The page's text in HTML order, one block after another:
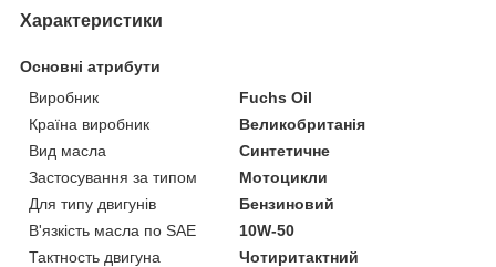
Характеристики
Основні атрибути
Виробник
Fuchs Oil
Країна виробник
Великобританія
Вид масла
Синтетичне
Застосування за типом
Мотоцикли
Для типу двигунів
Бензиновий
В'язкість масла по SAE
10W-50
Тактность двигуна
Чотиритактний